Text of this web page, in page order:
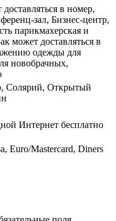
в номер,
зал, Бизнес-центр,
парикмахерская и
может доставляться в
одежды для
новобрачных,
Солярий, Открытый
Интернет бесплатно
Euro/Mastercard, Diners